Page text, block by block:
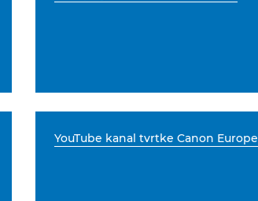
YouTube kanal tvrtke Canon Europe